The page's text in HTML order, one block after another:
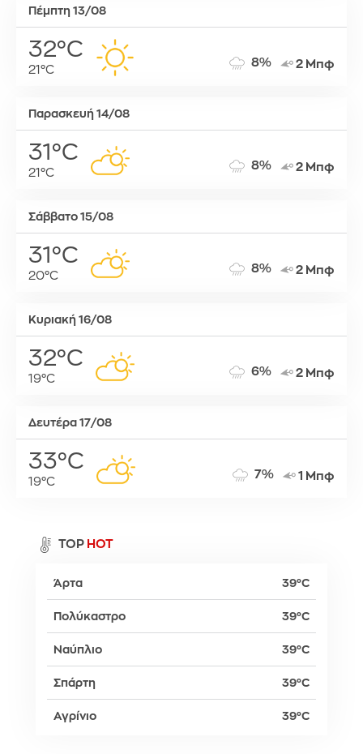
Πέμπτη 13/08
32°C
21°C
8% 2 Μπφ
Παρασκευή 14/08
31°C
21°C
8% 2 Μπφ
Σάββατο 15/08
31°C
20°C
8% 2 Μπφ
Κυριακή 16/08
32°C
19°C
6% 2 Μπφ
Δευτέρα 17/08
33°C
19°C
7% 1 Μπφ
TOP HOT
Άρτα 39°C
Πολύκαστρο 39°C
Ναύπλιο 39°C
Σπάρτη 39°C
Αγρίνιο 39°C